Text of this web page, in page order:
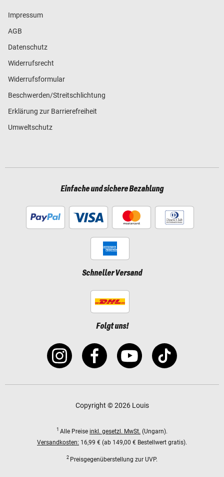
Impressum
AGB
Datenschutz
Widerrufsrecht
Widerrufsformular
Beschwerden/Streitschlichtung
Erklärung zur Barrierefreiheit
Umweltschutz
Einfache und sichere Bezahlung
Schneller Versand
Folgt uns!
Copyright © 2026 Louis
1 Alle Preise inkl. gesetzl. MwSt. (Ungarn).
Versandkosten: 16,99 € (ab 149,00 € Bestellwert gratis).
2 Preisgegenüberstellung zur UVP.